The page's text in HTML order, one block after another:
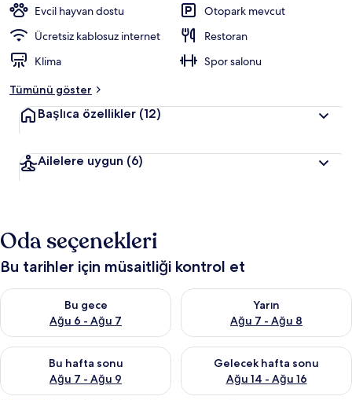
Evcil hayvan dostu
Otopark mevcut
Ücretsiz kablosuz internet
Restoran
Klima
Spor salonu
Tümünü göster
Başlıca özellikler (12)
Ailelere uygun (6)
Oda seçenekleri
Bu tarihler için müsaitliği kontrol et
Bu gece
Ağu 6 - Ağu 7
Bu gece için müsaitliği kontrol et Ağu 6 - Ağu 7
Yarın
Ağu 7 - Ağu 8
Yarın için müsaitliği kontrol
Bu hafta sonu
Ağu 7 - Ağu 9
Bu hafta sonu için müsaitliği kontrol et Ağu 7 - Ağu 9
Gelecek hafta sonu
Ağu 14 - Ağu 16
Önümüzdeki hafta sonu için